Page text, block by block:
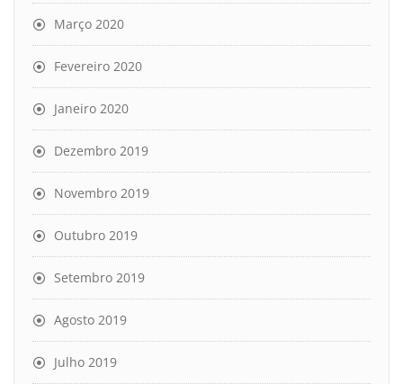
Março 2020
Fevereiro 2020
Janeiro 2020
Dezembro 2019
Novembro 2019
Outubro 2019
Setembro 2019
Agosto 2019
Julho 2019